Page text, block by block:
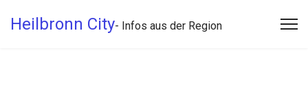
Heilbronn City- Infos aus der Region